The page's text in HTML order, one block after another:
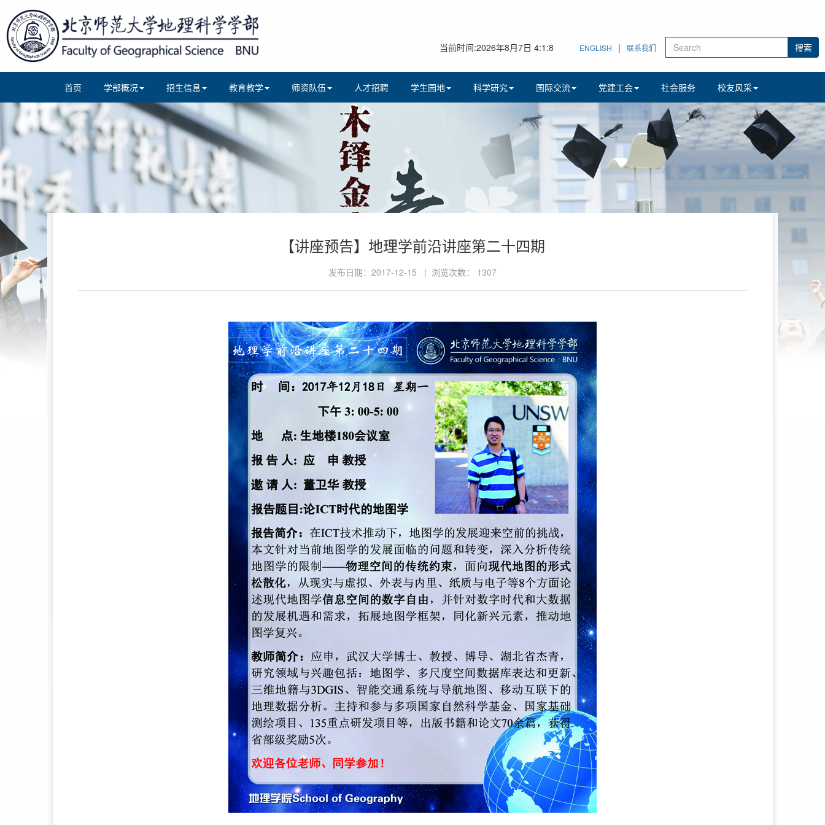
当前时间:2026年8月7日 4:1:9 ENGLISH | 联系我们
首页 学部概况 招生信息 教育教学 师资队伍 人才招聘 学生园地 科学研究 国际交流 党建工会 社会服务 校友风采
【讲座预告】地理学前沿讲座第二十四期
发布日期：2017-12-15 | 浏览次数： 1307